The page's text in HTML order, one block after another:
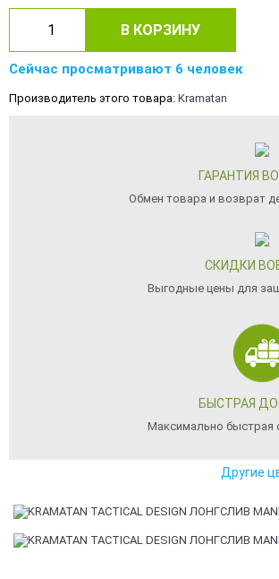
В КОРЗИНУ
Сейчас просматривают 6 человек
Производитель этого товара: Kramatan
ГАРАНТИЯ
Обмен товара и возврат
СКИДКИ
Выгодные цены для
БЫСТРАЯ
Максимально быстрая
Другие